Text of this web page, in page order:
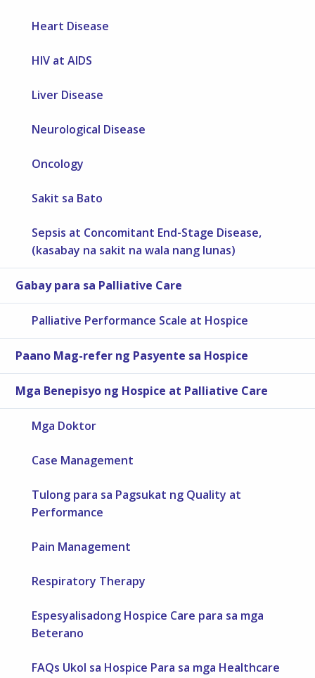
Heart Disease
HIV at AIDS
Liver Disease
Neurological Disease
Oncology
Sakit sa Bato
Sepsis at Concomitant End-Stage Disease,
(kasabay na sakit na wala nang lunas)
Gabay para sa Palliative Care
Palliative Performance Scale at Hospice
Paano Mag-refer ng Pasyente sa Hospice
Mga Benepisyo ng Hospice at Palliative Care
Mga Doktor
Case Management
Tulong para sa Pagsukat ng Quality at
Performance
Pain Management
Respiratory Therapy
Espesyalisadong Hospice Care para sa mga
Beterano
FAQs Ukol sa Hospice Para sa mga Healthcare